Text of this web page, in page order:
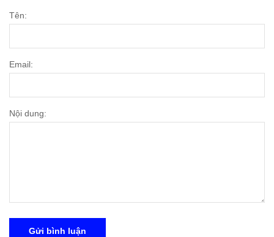
Tên:
Email:
Nội dung:
Gửi bình luận